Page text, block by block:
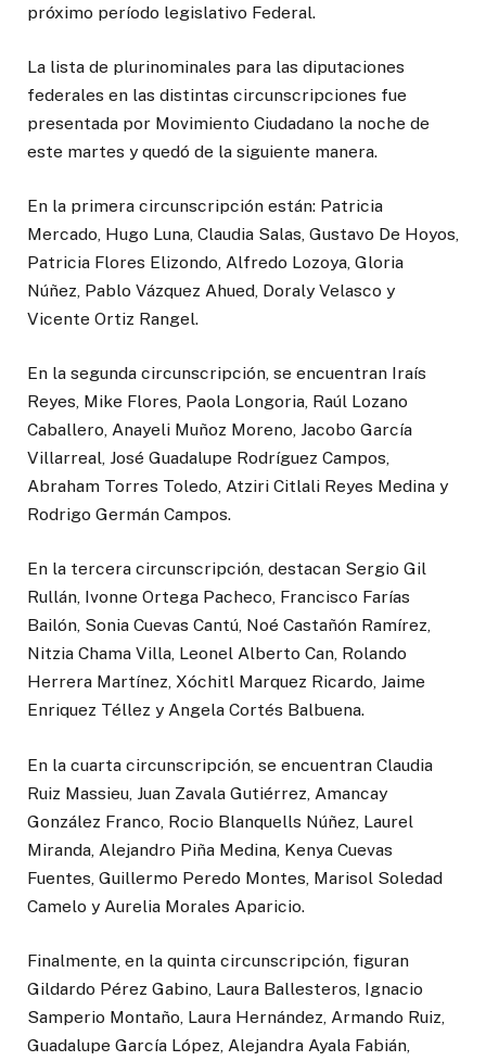
próximo período legislativo Federal.
La lista de plurinominales para las diputaciones
federales en las distintas circunscripciones fue
presentada por Movimiento Ciudadano la noche de
este martes y quedó de la siguiente manera.
En la primera circunscripción están: Patricia
Mercado, Hugo Luna, Claudia Salas, Gustavo De Hoyos,
Patricia Flores Elizondo, Alfredo Lozoya, Gloria
Núñez, Pablo Vázquez Ahued, Doraly Velasco y
Vicente Ortiz Rangel.
En la segunda circunscripción, se encuentran Iraís
Reyes, Mike Flores, Paola Longoria, Raúl Lozano
Caballero, Anayeli Muñoz Moreno, Jacobo García
Villarreal, José Guadalupe Rodríguez Campos,
Abraham Torres Toledo, Atziri Citlali Reyes Medina y
Rodrigo Germán Campos.
En la tercera circunscripción, destacan Sergio Gil
Rullán, Ivonne Ortega Pacheco, Francisco Farías
Bailón, Sonia Cuevas Cantú, Noé Castañón Ramírez,
Nitzia Chama Villa, Leonel Alberto Can, Rolando
Herrera Martínez, Xóchitl Marquez Ricardo, Jaime
Enriquez Téllez y Angela Cortés Balbuena.
En la cuarta circunscripción, se encuentran Claudia
Ruiz Massieu, Juan Zavala Gutiérrez, Amancay
González Franco, Rocio Blanquells Núñez, Laurel
Miranda, Alejandro Piña Medina, Kenya Cuevas
Fuentes, Guillermo Peredo Montes, Marisol Soledad
Camelo y Aurelia Morales Aparicio.
Finalmente, en la quinta circunscripción, figuran
Gildardo Pérez Gabino, Laura Ballesteros, Ignacio
Samperio Montaño, Laura Hernández, Armando Ruiz,
Guadalupe García López, Alejandra Ayala Fabián,